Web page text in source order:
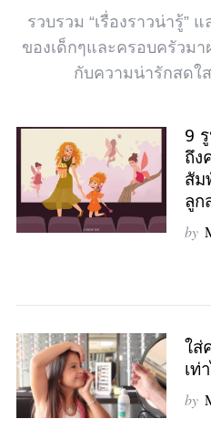
รวบรวม “เรื่องราวน่ารู้”
ของเด็กๆและครอบครัวม
กับความน่ารักสดใ
9
ถึง
สัม
ลูก
by
ใส่
เท่
by